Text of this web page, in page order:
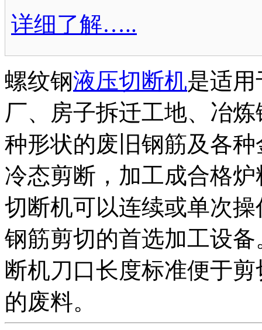
详细了解…..
螺纹钢液压切断机是适
厂、房子拆迁工地、冶
种形状的废旧钢筋及各
冷态剪断，加工成合格
切断机可以连续或单次
钢筋剪切的首选加工设
断机刀口长度标准便于
的废料。